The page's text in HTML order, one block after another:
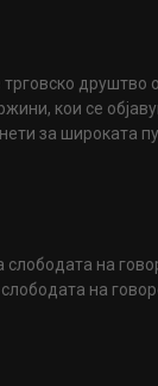
друштво
кои се
за широката
на
слободата на